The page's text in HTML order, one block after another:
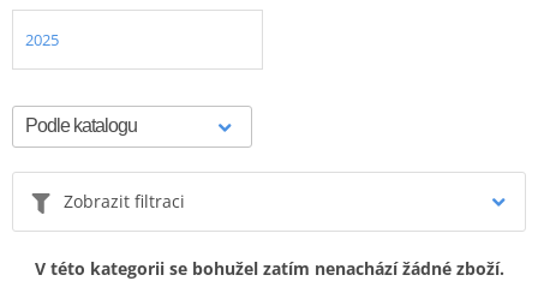
2025
Zobrazit filtraci
V této kategorii se bohužel zatím nenachází žádné zboží.